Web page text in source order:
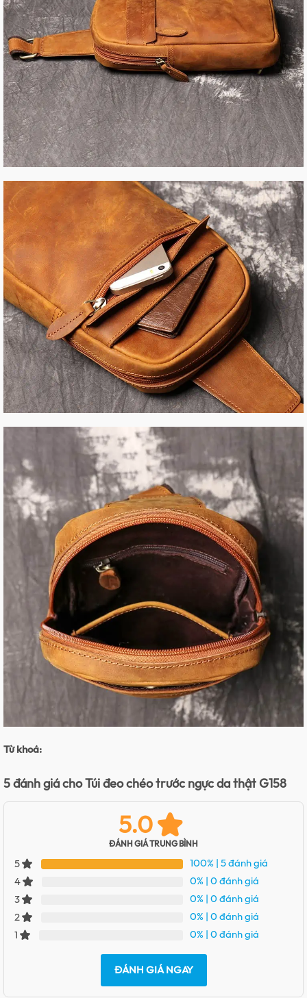
Từ khoá:
5 đánh giá choTúi đeo chéo trước ngực da thật G158
5.0
ĐÁNH GIÁ TRUNG BÌNH
5 100% | 5 đánh giá
4
0% | 0 đánh giá
3
0% | 0 đánh giá
2
0% | 0 đánh giá
1
0% | 0 đánh giá
ĐÁNH GIÁ NGAY